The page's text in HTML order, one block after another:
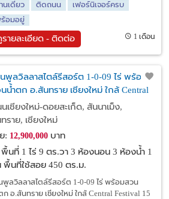
นเดี่ยว
ติดถนน
เฟอร์นิเจอร์ครบ
อมอยู่
ายละเอียด - ติดต่อ 1 เดือน
พูลวิลลาสไตล์รีสอร์ต 1-0-09 ไร่ พร้อม
น้ำตก อ.สันทราย เชียงใหม่ ใกล้ Central
15 นาที
เชียงใหม่-ดอยสะเก็ด, สันนาเม็ง,
ราย, เชียงใหม่
: 12,900,000บาท
พื้นที่ 1 ไร่ 9 ตร.วา 3 ห้องนอน 3 ห้องน้ำ 1
พื้นที่ใช้สอย 450 ตร.ม.
พูลวิลลาสไตล์รีสอร์ต 1-0-09 ไร่ พร้อมสวน
ก อ.สันทราย เชียงใหม่ ใกล้ Central Festival 15